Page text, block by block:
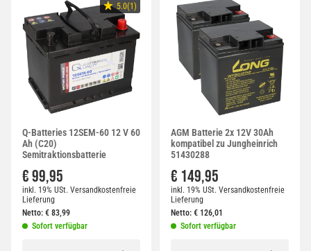
5.0(1)
Q-Batteries 12SEM-60 12 V 60
Ah (C20)
Semitraktionsbatterie
€ 99,95
inkl. 19% USt. Versandkostenfreie
Lieferung
Netto: € 83,99
Sofort verfügbar
AGM Batterie 2x 12V 30Ah
kompatibel zu Jungheinrich
51430288
€ 149,95
inkl. 19% USt. Versandkostenfreie
Lieferung
Netto: € 126,01
Sofort verfügbar